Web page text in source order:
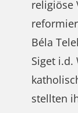
religiöse
Béla
Siget i.d.
stellten